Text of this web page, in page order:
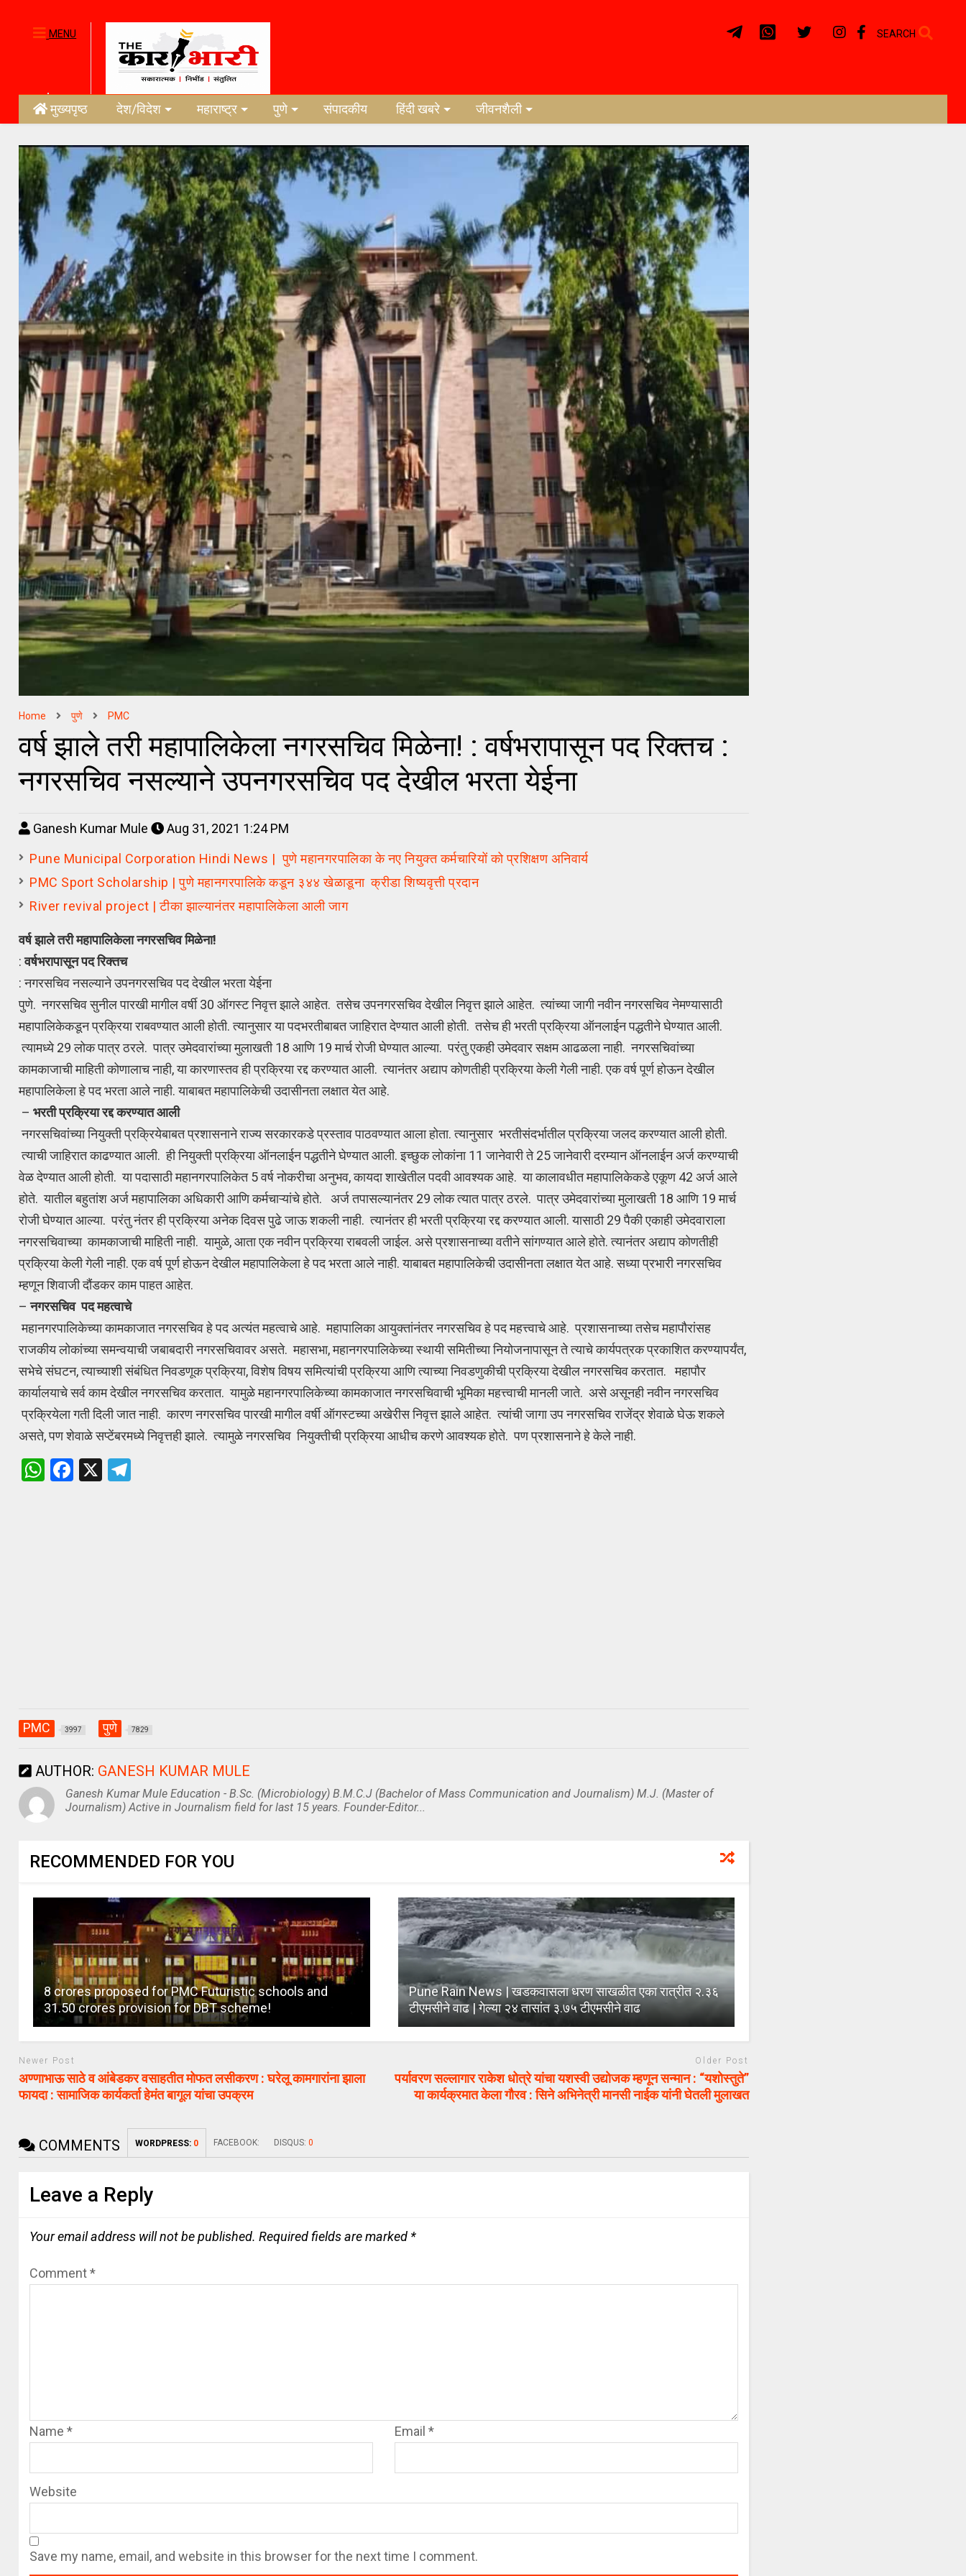
MENU SEARCH
मुख्यपृष्ठ देश/विदेश महाराष्ट्र पुणे संपादकीय हिंदी खबरे जीवनशैली
Home पुणे PMC
वर्ष झाले तरी महापालिकेला नगरसचिव मिळेना! : वर्षभरापासून पद रिक्तच :
नगरसचिव नसल्याने उपनगरसचिव पद देखील भरता येईना
Ganesh Kumar Mule
Aug 31, 2021 1:24 PM
Pune Municipal Corporation Hindi News | पुणे महानगरपालिका के नए नियुक्त कर्मचारियों को प्रशिक्षण अनिवार्य
PMC Sport Scholarship | पुणे महानगरपालिके कडून ३४४ खेळाडूना क्रीडा शिष्यवृत्ती प्रदान
River revival project | टीका झाल्यानंतर महापालिकेला आली जाग
वर्ष झाले तरी महापालिकेला नगरसचिव मिळेना!
:वर्षभरापासून पदरिक्तच
: नगरसचिव नसल्याने उपनगरसचिव पद देखील भरता येईना
पुणे. नगरसचिव सुनील पारखी मागील वर्षी 30 ऑगस्ट निवृत्त झाले आहेत. तसेच उपनगरसचिव देखील निवृत्त झाले आहेत. त्यांच्या जागी नवीन नगरसचिव नेमण्यासाठी
महापालिकेकडून प्रक्रिया राबवण्यात आली होती. त्यानुसार या पदभरतीबाबत जाहिरात देण्यात आली होती. तसेच ही भरती प्रक्रिया ऑनलाईन पद्धतीने घेण्यात आली.
त्यामध्ये 29 लोक पात्र ठरले. पात्र उमेदवारांच्या मुलाखती 18 आणि 19 मार्च रोजी घेण्यात आल्या. परंतु एकही उमेदवार सक्षम आढळला नाही. नगरसचिवांच्या
कामकाजाची माहिती कोणालाच नाही, या कारणास्तव ही प्रक्रिया रद्द करण्यात आली. त्यानंतर अद्याप कोणतीही प्रक्रिया केली गेली नाही. एक वर्ष पूर्ण होऊन देखील
महापालिकेला हे पद भरता आले नाही. याबाबत महापालिकेची उदासीनता लक्षात येत आहे.
–भरती प्रक्रिया रद्दकरण्यात आली
नगरसचिवांच्या नियुक्ती प्रक्रियेबाबत प्रशासनाने राज्य सरकारकडे प्रस्ताव पाठवण्यात आला होता. त्यानुसार भरतीसंदर्भातील प्रक्रिया जलद करण्यात आली होती.
त्याची जाहिरात काढण्यात आली. ही नियुक्ती प्रक्रिया ऑनलाईन पद्धतीने घेण्यात आली. इच्छुक लोकांना 11 जानेवारी ते 25 जानेवारी दरम्यान ऑनलाईन अर्ज करण्याची
वेळ देण्यात आली होती. या पदासाठी महानगरपालिकेत 5 वर्ष नोकरीचा अनुभव, कायदा शाखेतील पदवी आवश्यक आहे. या कालावधीत महापालिकेकडे एकूण 42 अर्ज आले
होते. यातील बहुतांश अर्ज महापालिका अधिकारी आणि कर्मचाऱ्यांचे होते. अर्ज तपासल्यानंतर 29 लोक त्यात पात्र ठरले. पात्र उमेदवारांच्या मुलाखती 18 आणि 19 मार्च
रोजी घेण्यात आल्या. परंतु नंतर ही प्रक्रिया अनेक दिवस पुढे जाऊ शकली नाही. त्यानंतर ही भरती प्रक्रिया रद्द करण्यात आली. यासाठी 29 पैकी एकाही उमेदवाराला
नगरसचिवाच्या कामकाजाची माहिती नाही. यामुळे, आता एक नवीन प्रक्रिया राबवली जाईल. असे प्रशासनाच्या वतीने सांगण्यात आले होते. त्यानंतर अद्याप कोणतीही
प्रक्रिया केली गेली नाही. एक वर्ष पूर्ण होऊन देखील महापालिकेला हे पद भरता आले नाही. याबाबत महापालिकेची उदासीनता लक्षात येत आहे. सध्या प्रभारी नगरसचिव
म्हणून शिवाजी दौंडकर काम पाहत आहेत.
–नगरसचिव पद महत्वाचे
महानगरपालिकेच्या कामकाजात नगरसचिव हे पद अत्यंत महत्वाचे आहे. महापालिका आयुक्तांनंतर नगरसचिव हे पद महत्त्वाचे आहे. प्रशासनाच्या तसेच महापौरांसह
राजकीय लोकांच्या समन्वयाची जबाबदारी नगरसचिवावर असते. महासभा, महानगरपालिकेच्या स्थायी समितीच्या नियोजनापासून ते त्याचे कार्यपत्रक प्रकाशित करण्यापर्यंत,
सभेचे संघटन, त्याच्याशी संबंधित निवडणूक प्रक्रिया, विशेष विषय समित्यांची प्रक्रिया आणि त्याच्या निवडणुकीची प्रक्रिया देखील नगरसचिव करतात. महापौर
कार्यालयाचे सर्व काम देखील नगरसचिव करतात. यामुळे महानगरपालिकेच्या कामकाजात नगरसचिवाची भूमिका महत्त्वाची मानली जाते. असे असूनही नवीन नगरसचिव
प्रक्रियेला गती दिली जात नाही. कारण नगरसचिव पारखी मागील वर्षी ऑगस्टच्या अखेरीस निवृत्त झाले आहेत. त्यांची जागा उप नगरसचिव राजेंद्र शेवाळे घेऊ शकले
असते, पण शेवाळे सप्टेंबरमध्ये निवृत्तही झाले. त्यामुळे नगरसचिव नियुक्तीची प्रक्रिया आधीच करणे आवश्यक होते. पण प्रशासनाने हे केले नाही.
W F
X
PMC 3997 पुणे 7829
AUTHOR: GANESH KUMAR MULE
Ganesh Kumar Mule Education - B.Sc. (Microbiology) B.M.C.J (Bachelor of Mass Communication and Journalism) M.J. (Master of
Journalism) Active in Journalism field for last 15 years. Founder-Editor...
RECOMMENDED FOR YOU
8 crores proposed for PMC Futuristic schools and
31.50 crores provision for DBT scheme!
Pune Rain News | खडकवासला धरण साखळीत एका रात्रीत २.३६
टीएमसीने वाढ | गेल्या २४ तासांत ३.७५ टीएमसीने वाढ
Newer Post
अण्णाभाऊ साठे व आंबेडकर वसाहतीत मोफत लसीकरण : घरेलू कामगारांना झाला
फायदा : सामाजिक कार्यकर्ता हेमंत बागूल यांचा उपक्रम
Older Post
पर्यावरण सल्लागार राकेश धोत्रे यांचा यशस्वी उद्योजक म्हणून सन्मान : “यशोस्तुते”
या कार्यक्रमात केला गौरव : सिने अभिनेत्री मानसी नाईक यांनी घेतली मुलाखत
COMMENTS WORDPRESS: 0 FACEBOOK: DISQUS:0
Leave a Reply
Your email address will not be published. Required fields are marked *
Comment*
Name* Email*
Website
Save my name, email, and website in this browser for the next time I comment.